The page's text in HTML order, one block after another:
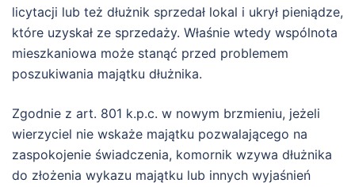
licytacji lub też dłużnik sprzedał lokal i ukrył pieniądze,
które uzyskał ze sprzedaży. Właśnie wtedy wspólnota
mieszkaniowa może stanąć przed problemem
poszukiwania majątku dłużnika.
Zgodnie z art. 801 k.p.c. w nowym brzmieniu, jeżeli
wierzyciel nie wskaże majątku pozwalającego na
zaspokojenie świadczenia, komornik wzywa dłużnika
do złożenia wykazu majątku lub innych wyjaśnień